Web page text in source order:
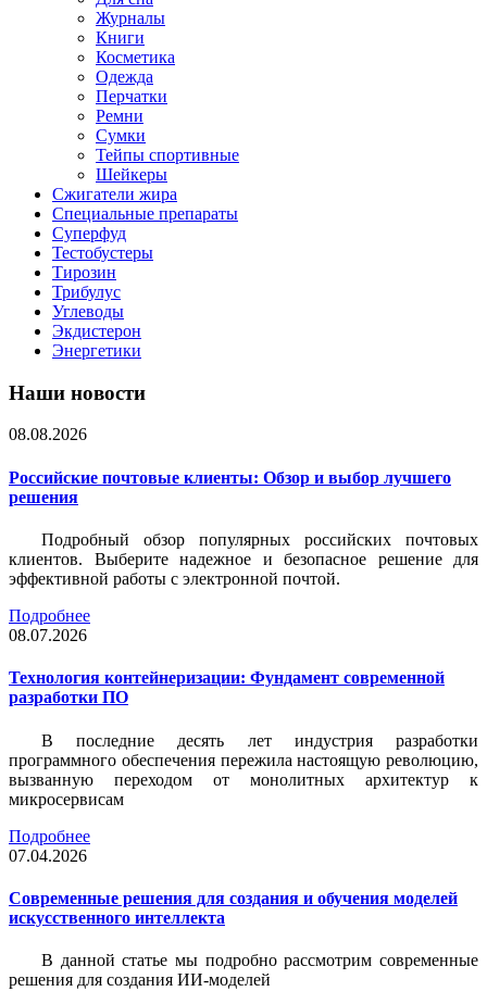
Журналы
Книги
Косметика
Одежда
Перчатки
Ремни
Сумки
Тейпы спортивные
Шейкеры
Сжигатели жира
Специальные препараты
Суперфуд
Тестобустеры
Тирозин
Трибулус
Углеводы
Экдистерон
Энергетики
Наши новости
08.08.2026
Российские почтовые клиенты: Обзор и выбор лучшего
решения
Подробный обзор популярных российских почтовых
клиентов. Выберите надежное и безопасное решение для
эффективной работы с электронной почтой.
Подробнее
08.07.2026
Технология контейнеризации: Фундамент современной
разработки ПО
В последние десять лет индустрия разработки
программного обеспечения пережила настоящую революцию,
вызванную переходом от монолитных архитектур к
микросервисам
Подробнее
07.04.2026
Современные решения для создания и обучения моделей
искусственного интеллекта
В данной статье мы подробно рассмотрим современные
решения для создания ИИ-моделей